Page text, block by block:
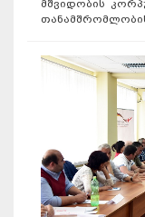
მშვიდობის